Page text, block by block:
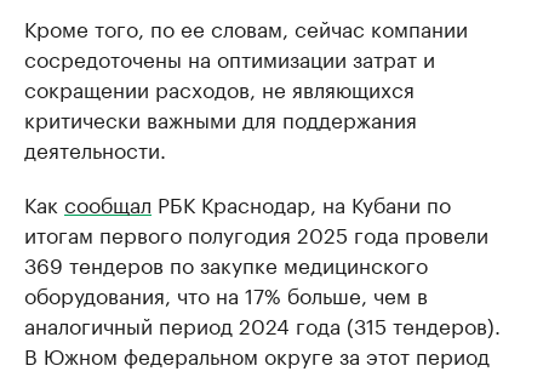
Кроме того, по ее словам, сейчас компании
сосредоточены на оптимизации затрат и
сокращении расходов, не являющихся
критически важными для поддержания
деятельности.
Как сообщал РБК Краснодар, на Кубани по
итогам первого полугодия 2025 года провели
369 тендеров по закупке медицинского
оборудования, что на 17% больше, чем в
аналогичный период 2024 года (315 тендеров).
В Южном федеральном округе за этот период